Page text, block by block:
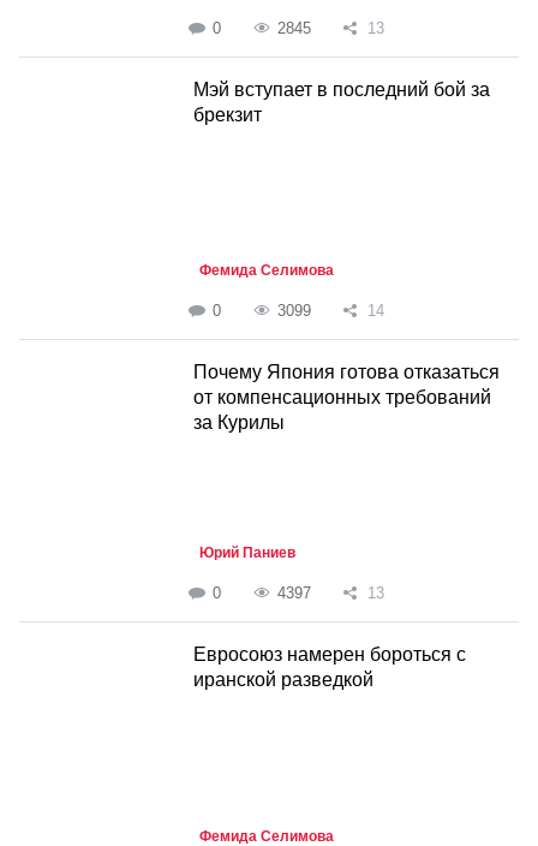
0 2845 13
Мэй вступает в последний бой за
брекзит
Фемида Селимова
0 3099 14
Почему Япония готова отказаться
от компенсационных требований
за Курилы
Юрий Паниев
0 4397 13
Евросоюз намерен бороться с
иранской разведкой
Фемида Селимова